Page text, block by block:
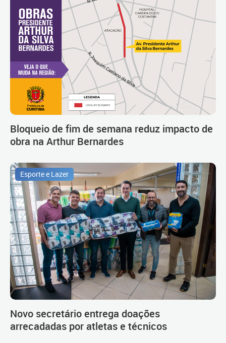
Bloqueio de fim de semana reduz impacto de
obra na Arthur Bernardes
Esporte e Lazer
Novo secretário entrega doações
arrecadadas por atletas e técnicos